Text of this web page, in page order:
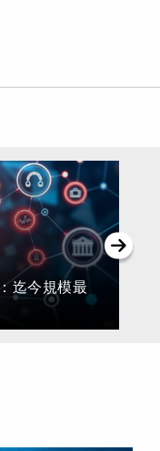
迄今規模最